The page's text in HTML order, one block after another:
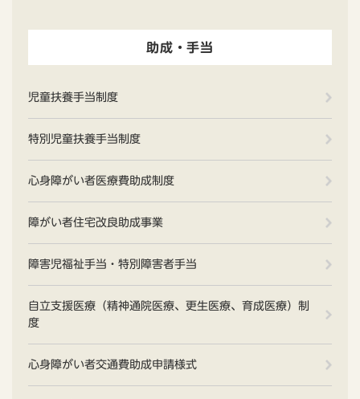
助成・手当
児童扶養手当制度
特別児童扶養手当制度
心身障がい者医療費助成制度
障がい者住宅改良助成事業
障害児福祉手当・特別障害者手当
自立支援医療（精神通院医療、更生医療、育成医療）制
度
心身障がい者交通費助成申請様式